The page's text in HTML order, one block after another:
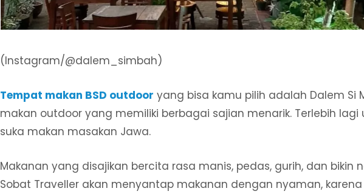
(Instagram/@dalem_simbah)
Tempat makan BSD outdoor yang bisa kamu pilih adalah Dalem Si
makan outdoor yang memiliki berbagai sajian menarik. Terlebih lagi
suka makan masakan Jawa.
Makanan yang disajikan bercita rasa manis, pedas, gurih, dan bikin
Sobat Traveller akan menyantap makanan dengan nyaman,